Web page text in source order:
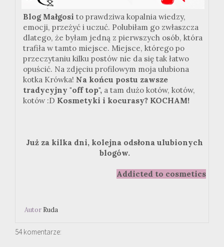
Blog Małgosi to prawdziwa kopalnia wiedzy,
emocji, przeżyć i uczuć. Polubiłam go zwłaszcza
dlatego, że byłam jedną z pierwszych osób, która
trafiła w tamto miejsce. Miejsce, którego po
przeczytaniu kilku postów nie da się tak łatwo
opuścić. Na zdjęciu profilowym moja ulubiona
kotka Krówka! Na końcu postu zawsze
tradycyjny "off top", a tam dużo kotów, kotów,
kotów :D Kosmetyki i kocurasy? KOCHAM!
Już za kilka dni, kolejna odsłona ulubionych
blogów.
Addicted to cosmetics
Autor Ruda
54 komentarze: